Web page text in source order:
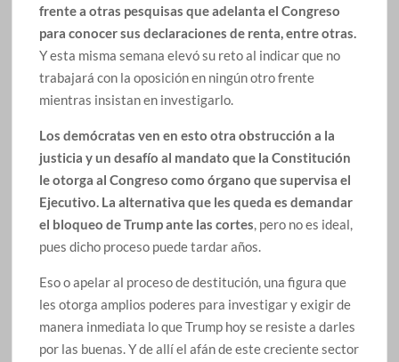
frente a otras pesquisas que adelanta el Congreso
para conocer sus declaraciones de renta, entre otras.
Y esta misma semana elevó su reto al indicar que no
trabajará con la oposición en ningún otro frente
mientras insistan en investigarlo.
Los demócratas ven en esto otra obstrucción a la
justicia y un desafío al mandato que la Constitución
le otorga al Congreso como órgano que supervisa el
Ejecutivo. La alternativa que les queda es demandar
el bloqueo de Trump ante las cortes, pero no es ideal,
pues dicho proceso puede tardar años.
Eso o apelar al proceso de destitución, una figura que
les otorga amplios poderes para investigar y exigir de
manera inmediata lo que Trump hoy se resiste a darles
por las buenas. Y de allí el afán de este creciente sector